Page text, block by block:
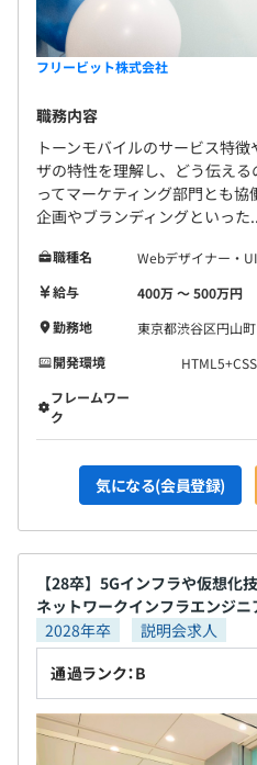
フリービット株式会社
職務内容
トーンモバイルのサービス特
ザの特性を理解し、どう伝え
ってマーケティング部門とも協
企画やブランディングといった
職種名
Webデザイナー・
給与
400万 〜 500万円
勤務地
東京都渋谷区円山
開発環境
フレームワー
ク
気になる(会員登録)
【28卒】5Gインフラや仮想化
ネットワークインフラエンジニ
2028年卒
説明会求人
通過ランク：B